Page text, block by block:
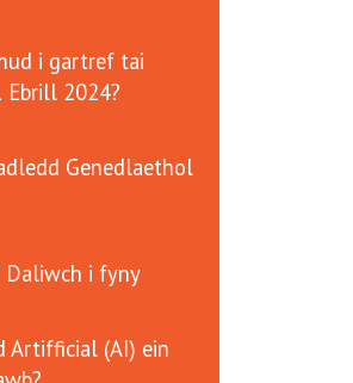
i gartref tai
Ebrill 2024?
Genedlaethol
Daliwch i fyny
Artifficial (AI) ein